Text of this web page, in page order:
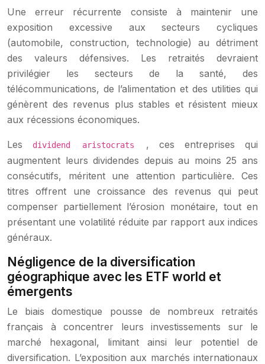
Une erreur récurrente consiste à maintenir une
exposition excessive aux secteurs cycliques
(automobile, construction, technologie) au détriment
des valeurs défensives. Les retraités devraient
privilégier les secteurs de la santé, des
télécommunications, de l’alimentation et des utilities qui
génèrent des revenus plus stables et résistent mieux
aux récessions économiques.
Les dividend aristocrats , ces entreprises qui
augmentent leurs dividendes depuis au moins 25 ans
consécutifs, méritent une attention particulière. Ces
titres offrent une croissance des revenus qui peut
compenser partiellement l’érosion monétaire, tout en
présentant une volatilité réduite par rapport aux indices
généraux.
Négligence de la diversification
géographique avec les ETF world et
émergents
Le biais domestique pousse de nombreux retraités
français à concentrer leurs investissements sur le
marché hexagonal, limitant ainsi leur potentiel de
diversification. L’exposition aux marchés internationaux